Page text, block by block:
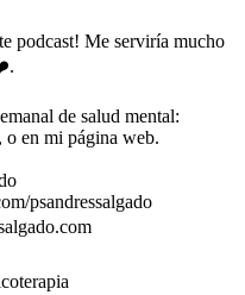
podcast! Me serviría mucho
de salud mental:
o en mi página web.
psandressalgado⁠⁠⁠⁠⁠⁠⁠⁠⁠⁠⁠⁠⁠⁠⁠⁠⁠⁠⁠⁠⁠⁠⁠⁠⁠⁠⁠⁠⁠⁠⁠⁠⁠⁠⁠